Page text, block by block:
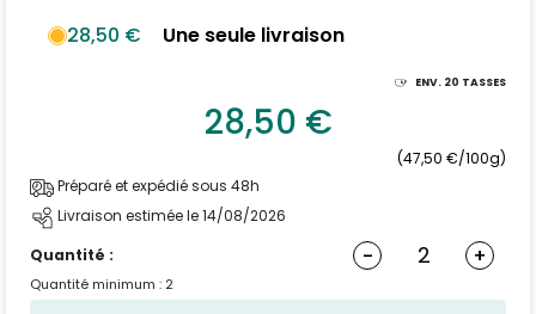
28,50 €
Une seule livraison
ENV. 20 TASSES
28,50 €
(47,50 €/100g)
Préparé et expédié sous 48h
Livraison estimée le 14/08/2026
Quantité :
- +
Quantité minimum : 2